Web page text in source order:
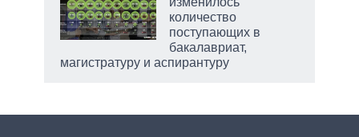
количество
поступающих в
бакалавриат,
магистратуру и аспирантуру